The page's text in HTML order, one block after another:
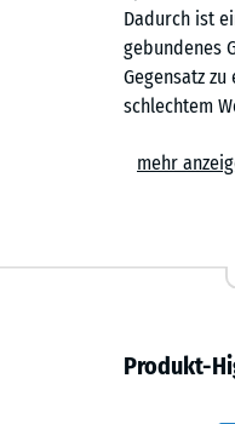
Dadurch ist
gebundenes
Gegensatz
schlechtem
Die Matte ist
mehr
Produkt-